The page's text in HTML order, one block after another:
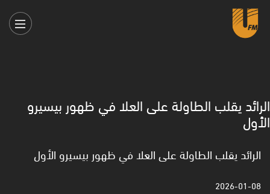
الرائد يقلب الطاولة على العلا في ظهور بيسيرو
الأول
الرائد يقلب الطاولة على العلا في ظهور بيسيرو الأول
2026-01-08